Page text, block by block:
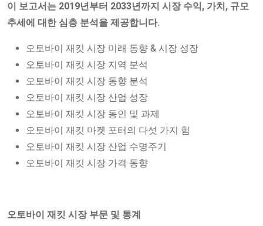
이 보고서는 2019년부터 2033년까지 시장 수익, 가치, 규모
추세에 대한 심층 분석을 제공합니다.
오토바이 재킷 시장 미래 동향 & 시장 성장
오토바이 재킷 시장 지역 분석
오토바이 재킷 시장 동향 분석
오토바이 재킷 시장 산업 성장
오토바이 재킷 시장 동인 및 과제
오토바이 재킷 마켓 포터의 다섯 가지 힘
오토바이 재킷 시장 산업 수명주기
오토바이 재킷 시장 가격 동향
오토바이 재킷 시장 부문 및 통계